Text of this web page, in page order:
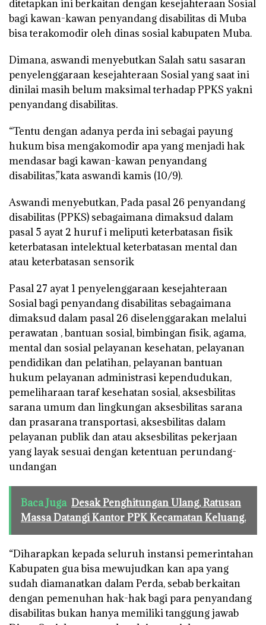
ditetapkan ini berkaitan dengan kesejahteraan Sosial
bagi kawan-kawan penyandang disabilitas di Muba
bisa terakomodir oleh dinas sosial kabupaten Muba.
Dimana, aswandi menyebutkan Salah satu sasaran
penyelenggaraan kesejahteraan Sosial yang saat ini
dinilai masih belum maksimal terhadap PPKS yakni
penyandang disabilitas.
“Tentu dengan adanya perda ini sebagai payung
hukum bisa mengakomodir apa yang menjadi hak
mendasar bagi kawan-kawan penyandang
disabilitas,”kata aswandi kamis (10/9).
Aswandi menyebutkan, Pada pasal 26 penyandang
disabilitas (PPKS) sebagaimana dimaksud dalam
pasal 5 ayat 2 huruf i meliputi keterbatasan fisik
keterbatasan intelektual keterbatasan mental dan
atau keterbatasan sensorik
Pasal 27 ayat 1 penyelenggaraan kesejahteraan
Sosial bagi penyandang disabilitas sebagaimana
dimaksud dalam pasal 26 diselenggarakan melalui
perawatan , bantuan sosial, bimbingan fisik, agama,
mental dan sosial pelayanan kesehatan, pelayanan
pendidikan dan pelatihan, pelayanan bantuan
hukum pelayanan administrasi kependudukan,
pemeliharaan taraf kesehatan sosial, aksesbilitas
sarana umum dan lingkungan aksesbilitas sarana
dan prasarana transportasi, aksesbilitas dalam
pelayanan publik dan atau aksesbilitas pekerjaan
yang layak sesuai dengan ketentuan perundang-
undangan
Baca Juga Desak Penghitungan Ulang, Ratusan
Massa Datangi Kantor PPK Kecamatan Keluang.
“Diharapkan kepada seluruh instansi pemerintahan
Kabupaten gua bisa mewujudkan kan apa yang
sudah diamanatkan dalam Perda, sebab berkaitan
dengan pemenuhan hak-hak bagi para penyandang
disabilitas bukan hanya memiliki tanggung jawab